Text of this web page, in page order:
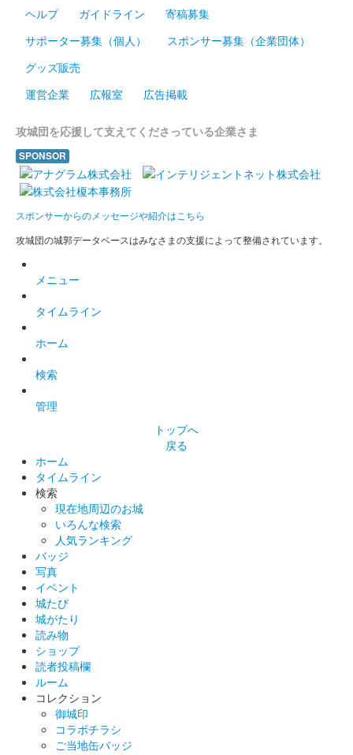
久野城 御城印 令和3年4月限定版
販売終了
ゾロ目の日限定の限定版御城印。
久野城 御城印 令和3年3月限定版
販売終了
ゾロ目の日限定の限定版御城印。
久野城 御城印 令和3年2月限定版
販売終了
ゾロ目の日限定の限定版御城印。
久野城 御城印
販売終了
ゾロ目の日限定の限定版御城印。
久野城 御城印
販売終了
ゾロ目の日限定の限定版御城印。
久野城 御城印
販売終了
ゾロ目の日限定の限定版御城印。翌令和3年11月のゾロ目販売日
にも復刻された。
久野城 御城印
販売終了
ヘルプ
ガイドライン
寄稿募集
サポーター募集（個人）
スポンサー募集（企業団体）
グッズ販売
運営企業
広報室 広告掲載
攻城団を応援して支えてくださっている企業さま
SPONSOR
スポンサーからのメッセージや紹介はこちら
攻城団の城郭データベースはみなさまの支援によって整備されています。
メニュー
タイムライン
ホーム
検索
管理
トップへ
戻る
ホーム
タイムライン
検索
現在地周辺のお城
いろんな検索
人気ランキング
バッジ
写真
イベント
城たび
城がたり
読み物
ショップ
読者投稿欄
ルーム
コレクション
御城印
コラボチラシ
ご当地缶バッジ